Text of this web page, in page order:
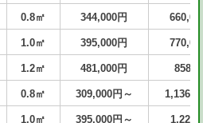
0.8㎡ 344,000円
1.0㎡ 395,000円
1.2㎡ 481,000円
0.8㎡ 309,000円～
1.0㎡ 395,000円～